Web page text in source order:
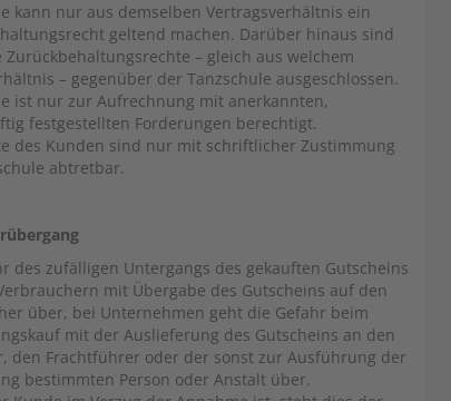
kann nur aus demselben Vertragsverhältnis ein
geltend machen. Darüber hinaus sind
Zurückbehaltungsrechte – gleich aus welchem
– gegenüber der Tanzschule ausgeschlossen.
ist nur zur Aufrechnung mit anerkannten,
festgestellten Forderungen berechtigt.
des Kunden sind nur mit schriftlicher Zustimmung
abtretbar.
des zufälligen Untergangs des gekauften Gutscheins
mit Übergabe des Gutscheins auf den
über, bei Unternehmen geht die Gefahr beim
mit der Auslieferung des Gutscheins an den
den Frachtführer oder der sonst zur Ausführung der
bestimmten Person oder Anstalt über.